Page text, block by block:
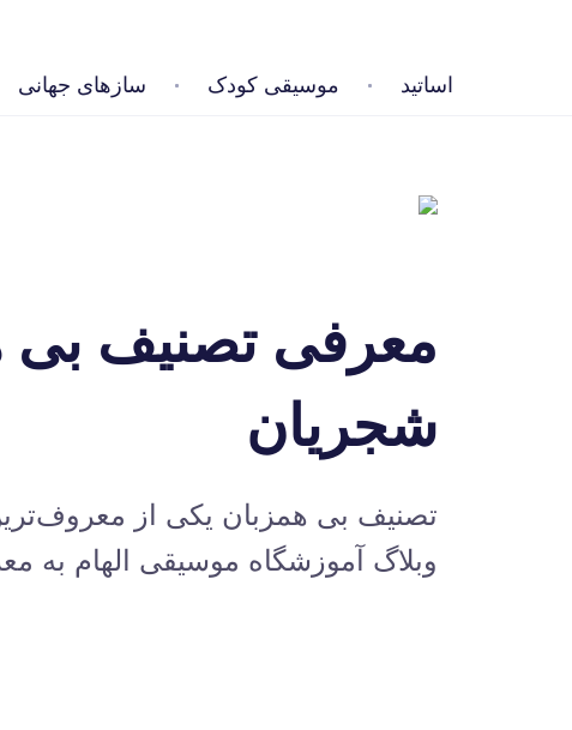
اساتید موسیقی کودک سازهای جهانی
معرفی تصنیف بی
شجریان
تصنیف بی همزبان یکی از
وبلاگ آموزشگاه موسیقی الهام به